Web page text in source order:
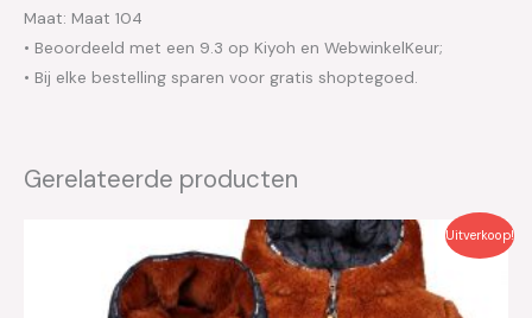
Maat: Maat 104
• Beoordeeld met een 9.3 op Kiyoh en WebwinkelKeur;
• Bij elke bestelling sparen voor gratis shoptegoed.
Gerelateerde producten
Uitverkoop!
€99.95.
is:
€50.00.